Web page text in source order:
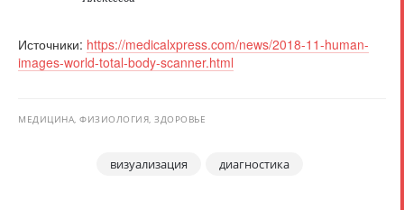
Источники: https://medicalxpress.com/news/2018-11-human-
images-world-total-body-scanner.html
МЕДИЦИНА, ФИЗИОЛОГИЯ, ЗДОРОВЬЕ
визуализация диагностика